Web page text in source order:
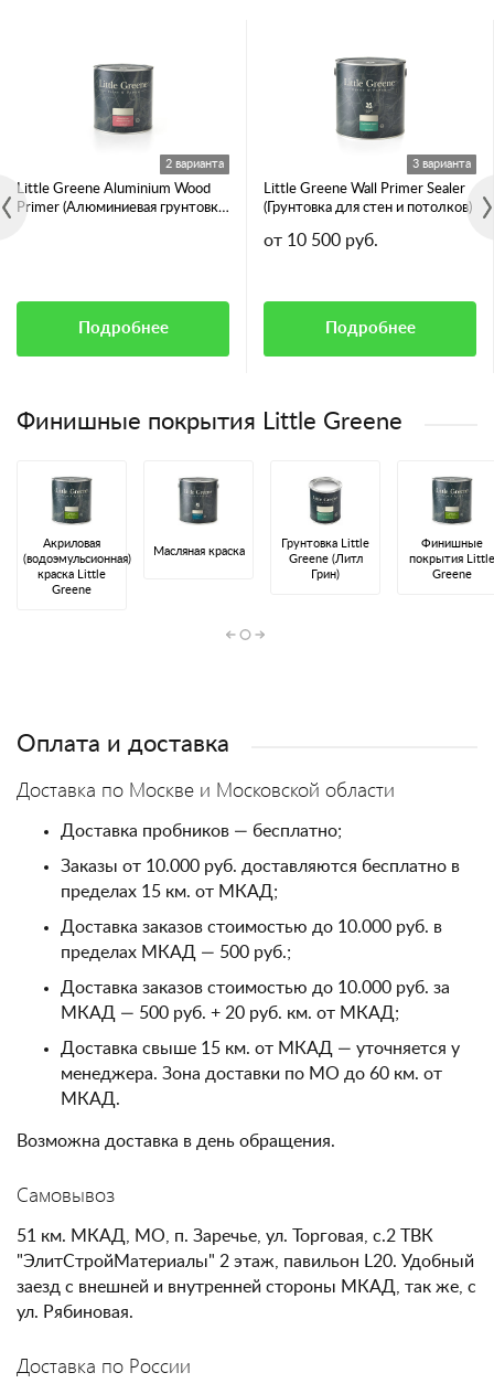
2 варианта
Little Greene Aluminium Wood
Primer (Алюминиевая грунтовка
Подробнее
3 варианта
Little Greene Wall Primer Sealer
(Грунтовка для стен и потолков)
от 10 500 руб.
Подробнее
Финишные покрытия Little Greene
Акриловая
(водоэмульсионная)
краска Little
Greene
Масляная краска
Грунтовка Little
Greene (Литл
Грин)
Финишные
покрытия Little
Greene
Оплата и доставка
Доставка по Москве и Московской области
Доставка пробников — бесплатно;
Заказы от 10.000 руб. доставляются бесплатно в
пределах 15 км. от МКАД;
Доставка заказов стоимостью до 10.000 руб. в
пределах МКАД — 500 руб.;
Доставка заказов стоимостью до 10.000 руб. за
МКАД — 500 руб. + 20 руб. км. от МКАД;
Доставка свыше 15 км. от МКАД — уточняется у
менеджера. Зона доставки по МО до 60 км. от
МКАД.
Возможна доставка в день обращения.
Самовывоз
51 км. МКАД, МО, п. Заречье, ул. Торговая, с.2 ТВК
"ЭлитСтройМатериалы" 2 этаж, павильон L20. Удобный
заезд с внешней и внутренней стороны МКАД, так же, с
ул. Рябиновая.
Доставка по России